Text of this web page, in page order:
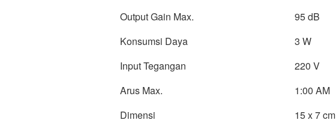
Output Gain Max.
95 dB
Konsumsi Daya
3 W
Input Tegangan
220 V
Arus Max.
1:00 AM
Dimensi
15 x 7 cm